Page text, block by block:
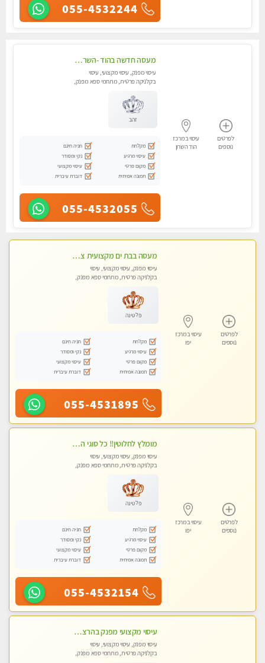
055-4532244
לפרטים
נוספים
עיסוי במרכז
הוד השרון
מעסה חדשה בהוד -השרון -כל סוגי העיסויים מעסה מקצועית ואיכותית פרטי!!!מומלץ לחלוטין!!
עיסוי מפנק, עיסוי מקצועי, עיסוי
בקלניקה פרטית, מתחמי ספא מפנק,
זהב
מקלחת
חניה חינם
עיסוי מרגיע
נקי ומסודר
מקום פרטי
עיסוי מקצועי
תמונה אמיתית
דוברת עיברית
055-4532055
לפרטים
נוספים
עיסוי במרכז
יפו
מעסה בבת ים מקצועית צעירה ואיכותית פרטי!!!-מומלץ לחלוטין!!! VIP פרטי! ​​​​​​ Highly recommended
עיסוי מפנק, עיסוי מקצועי, עיסוי
בקלניקה פרטית, מתחמי ספא מפנק,
פלטינה
מקלחת
חניה חינם
עיסוי מרגיע
נקי ומסודר
מקום פרטי
עיסוי מקצועי
תמונה אמיתית
דוברת עיברית
055-4531895
לפרטים
נוספים
עיסוי במרכז
יפו
מומלץ לחלוטין!! כל סוגי העיסויים מעסה מקצועית ואיכותית פרטי!!!
עיסוי מפנק, עיסוי מקצועי, עיסוי
בקלניקה פרטית, מתחמי ספא מפנק,
פלטינה
מקלחת
חניה חינם
עיסוי מרגיע
נקי ומסודר
מקום פרטי
עיסוי מקצועי
תמונה אמיתית
דוברת עיברית
055-4532154
עיסוי מקצועי מפנק בהרצליה-מומלץ !!אירוח ברמה אחרת ...כולל שתיה חמה/קרה + בקבוק מים
עיסוי מפנק, עיסוי מקצועי, עיסוי
בקלניקה פרטית, מתחמי ספא מפנק,